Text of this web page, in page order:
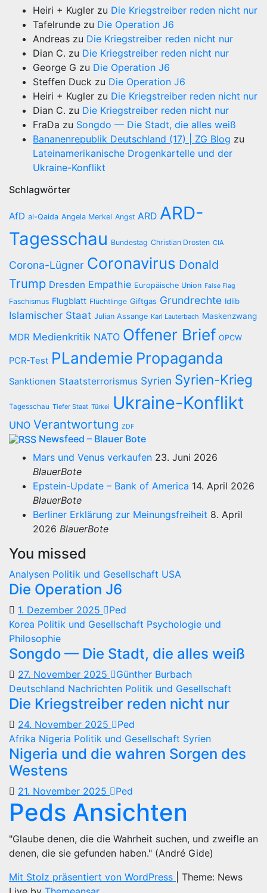
Heiri + Kugler zu Die Kriegstreiber reden nicht nur
Tafelrunde zu Die Operation J6
Andreas zu Die Kriegstreiber reden nicht nur
Dian C. zu Die Kriegstreiber reden nicht nur
George G zu Die Operation J6
Steffen Duck zu Die Operation J6
Heiri + Kugler zu Die Kriegstreiber reden nicht nur
Dian C. zu Die Kriegstreiber reden nicht nur
FraDa zu Songdo — Die Stadt, die alles weiß
Bananenrepublik Deutschland (17) | ZG Blog zu
Lateinamerikanische Drogenkartelle und der
Ukraine-Konflikt
Schlagwörter
AfD al-Qaida Angela Merkel Angst ARD ARD-
Tagesschau Bundestag Christian Drosten CIA
Corona-Lügner Coronavirus Donald
Trump Dresden Empathie Europäische Union False Flag
Faschismus Flugblatt Flüchtlinge Giftgas Grundrechte Idlib
Islamischer Staat Julian Assange Karl Lauterbach Maskenzwang
MDR Medienkritik NATO Offener Brief OPCW
PCR-Test PLandemie Propaganda
Sanktionen Staatsterrorismus Syrien Syrien-Krieg
Tagesschau Tiefer Staat Türkei Ukraine-Konflikt
UNO Verantwortung ZDF
Newsfeed – Blauer Bote
Mars und Venus verkaufen 23. Juni 2026
BlauerBote
Epstein-Update – Bank of America 14. April 2026
BlauerBote
Berliner Erklärung zur Meinungsfreiheit 8. April
2026 BlauerBote
You missed
Analysen Politik und Gesellschaft USA
Die Operation J6
1. Dezember 2025
Ped
Korea Politik und Gesellschaft Psychologie und
Philosophie
Songdo — Die Stadt, die alles weiß
27. November 2025
Günther Burbach
Deutschland Nachrichten Politik und Gesellschaft
Die Kriegstreiber reden nicht nur
24. November 2025
Ped
Afrika Nigeria Politik und Gesellschaft Syrien
Nigeria und die wahren Sorgen des
Westens
21. November 2025 Ped
Peds Ansichten
"Glaube denen, die die Wahrheit suchen, und zweifle an
denen, die sie gefunden haben." (André Gide)
Mit Stolz präsentiert von WordPress
Theme: News